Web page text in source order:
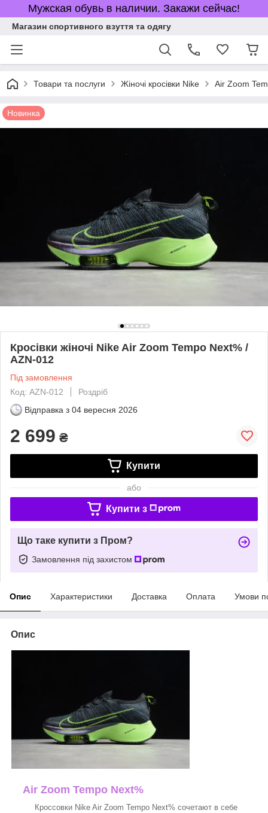
Мужская обувь в наличии. Закажи сейчас!
Магазин спортивного взуття та одягу
Товари та послуги Жіночі кросівки Nike Air Zoom
Новинка
Кросівки жіночі Nike Air Zoom Tempo Next% /
AZN-012
Під замовлення
Код: AZN-012
Роздріб
Відправка з 04 вересня 2026
2 699 ₴
Купити
або
Купити з
Що таке купити з Пром?
Замовлення під захистом
Опис Характеристики Доставка Оплата Умови
Опис
Air Zoom Tempo Next%
Кроссовки Nike Air Zoom Tempo Next% сочетают в себе